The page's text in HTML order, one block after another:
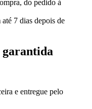
do pedido à
até 7 dias depois de
e entregue pelo